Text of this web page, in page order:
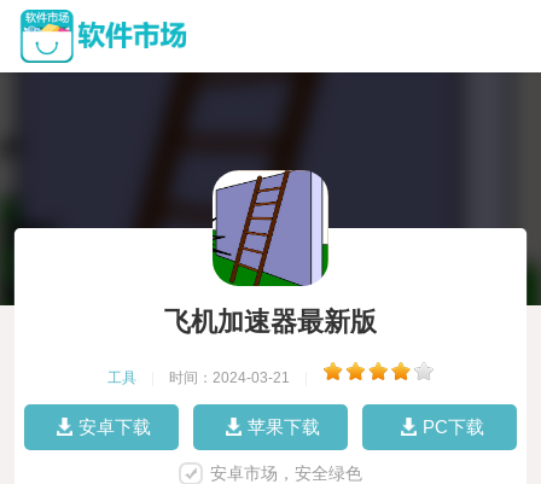
飞机加速器最新版
工具 时间：2024-03-21
安卓下载 苹果下载 PC下载
安卓市场，安全绿色